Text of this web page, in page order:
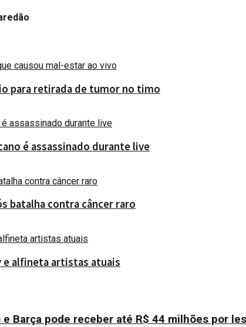
para retirada de tumor no timo
é assassinado durante live
batalha contra câncer raro
e alfineta artistas atuais
Barça pode receber até R$ 44 milhões por